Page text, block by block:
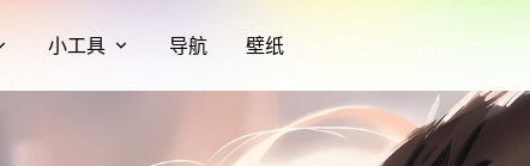
小工具 导航 壁纸